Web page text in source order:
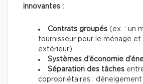
innovantes :
Contrats groupés (ex. : un
fournisseur pour le ménage et
extérieur).
Systèmes d’économie
Séparation des tâches
copropriétaires :